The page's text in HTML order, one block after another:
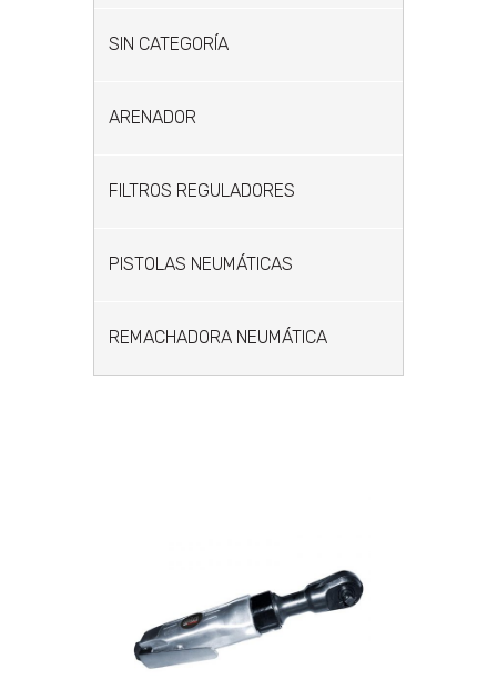
SIN CATEGORÍA
ARENADOR
FILTROS REGULADORES
PISTOLAS NEUMÁTICAS
REMACHADORA NEUMÁTICA